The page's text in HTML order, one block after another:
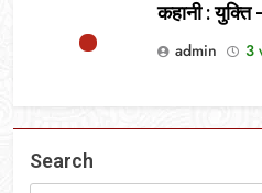
कहानी : युक्ति
admin
3
Search